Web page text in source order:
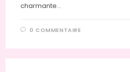
charmante…
0 COMMENTAIRE